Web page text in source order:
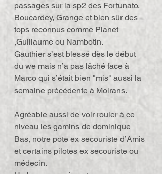
passages sur la sp2 des Fortunato,
Boucardey, Grange et bien sûr des
tops reconnus comme Planet
,Guillaume ou Nambotin.
Gauthier s’est blessé dès le début
du we mais n’a pas lâché face à
Marco qui s’était bien "mis" aussi la
semaine précédente à Moirans.
Agréable aussi de voir rouler à ce
niveau les gamins de dominique
Bas, notre pote ex secouriste d’Amis
et certains pilotes ex secouriste ou
médecin.